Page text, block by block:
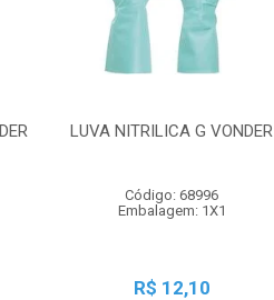
LUVA NITRILICA G VONDER
Código: 68996
Embalagem: 1X1
R$ 12,10